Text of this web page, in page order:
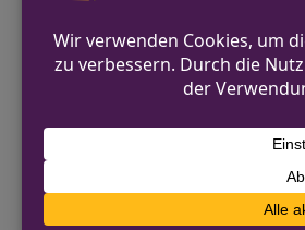
Vorfeld
Schreibe einen
Deine E-Mail-Adresse wird
Erforderliche Felder sind mit